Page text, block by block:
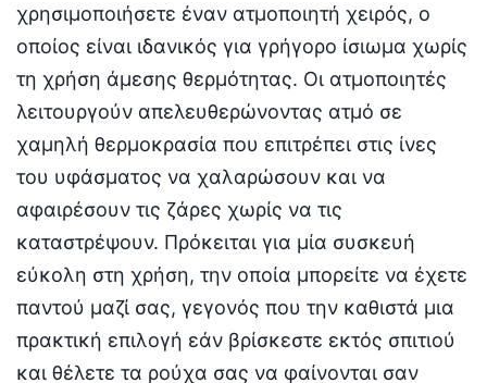
χρησιμοποιήσετε έναν ατμοποιητή χειρός, ο
οποίος είναι ιδανικός για γρήγορο ίσιωμα χωρίς
τη χρήση άμεσης θερμότητας. Οι ατμοποιητές
λειτουργούν απελευθερώνοντας ατμό σε
χαμηλή θερμοκρασία που επιτρέπει στις ίνες
του υφάσματος να χαλαρώσουν και να
αφαιρέσουν τις ζάρες χωρίς να τις
καταστρέψουν. Πρόκειται για μία συσκευή
εύκολη στη χρήση, την οποία μπορείτε να έχετε
παντού μαζί σας, γεγονός που την καθιστά μια
πρακτική επιλογή εάν βρίσκεστε εκτός σπιτιού
και θέλετε τα ρούχα σας να φαίνονται σαν